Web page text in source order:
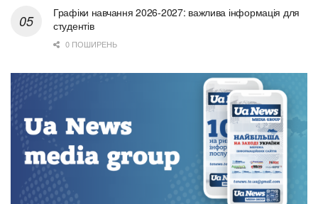
Графіки навчання 2026-2027: важлива інформація для
студентів
0 ПОШИРЕНЬ